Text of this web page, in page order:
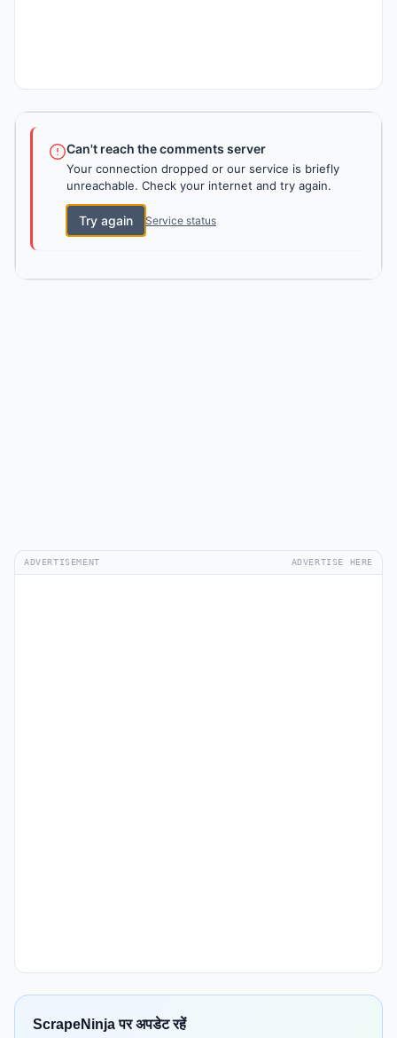
Can't reach the comments server
Your connection dropped or our service is briefly
unreachable. Check your internet and try again.
Try again Service status
ADVERTISEMENT ADVERTISE HERE
ScrapeNinja पर अपडेट रहें